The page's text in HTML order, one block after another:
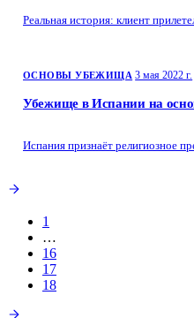
Реальная история: клиент
ОСНОВЫ УБЕЖИЩА 3 мая 2022 г.
Убежище в Испании на
Испания признаёт религиозное
1
…
16
17
18